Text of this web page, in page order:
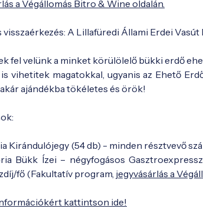
a Végállomás Bitro & Wine oldalán.
visszaérkezés: A Lillafüredi Állami Erdei
fel velünk a minket körülölelő bükki erdő
is vihetitek magatokkal, ugyanis az Ehető
ajándékba tökéletes és örök!
Kirándulójegy (54 db) - minden résztvevő
Bükk Ízei – négyfogásos
fő (Fakultatív program, jegyvásárlás a
kattintson ide!